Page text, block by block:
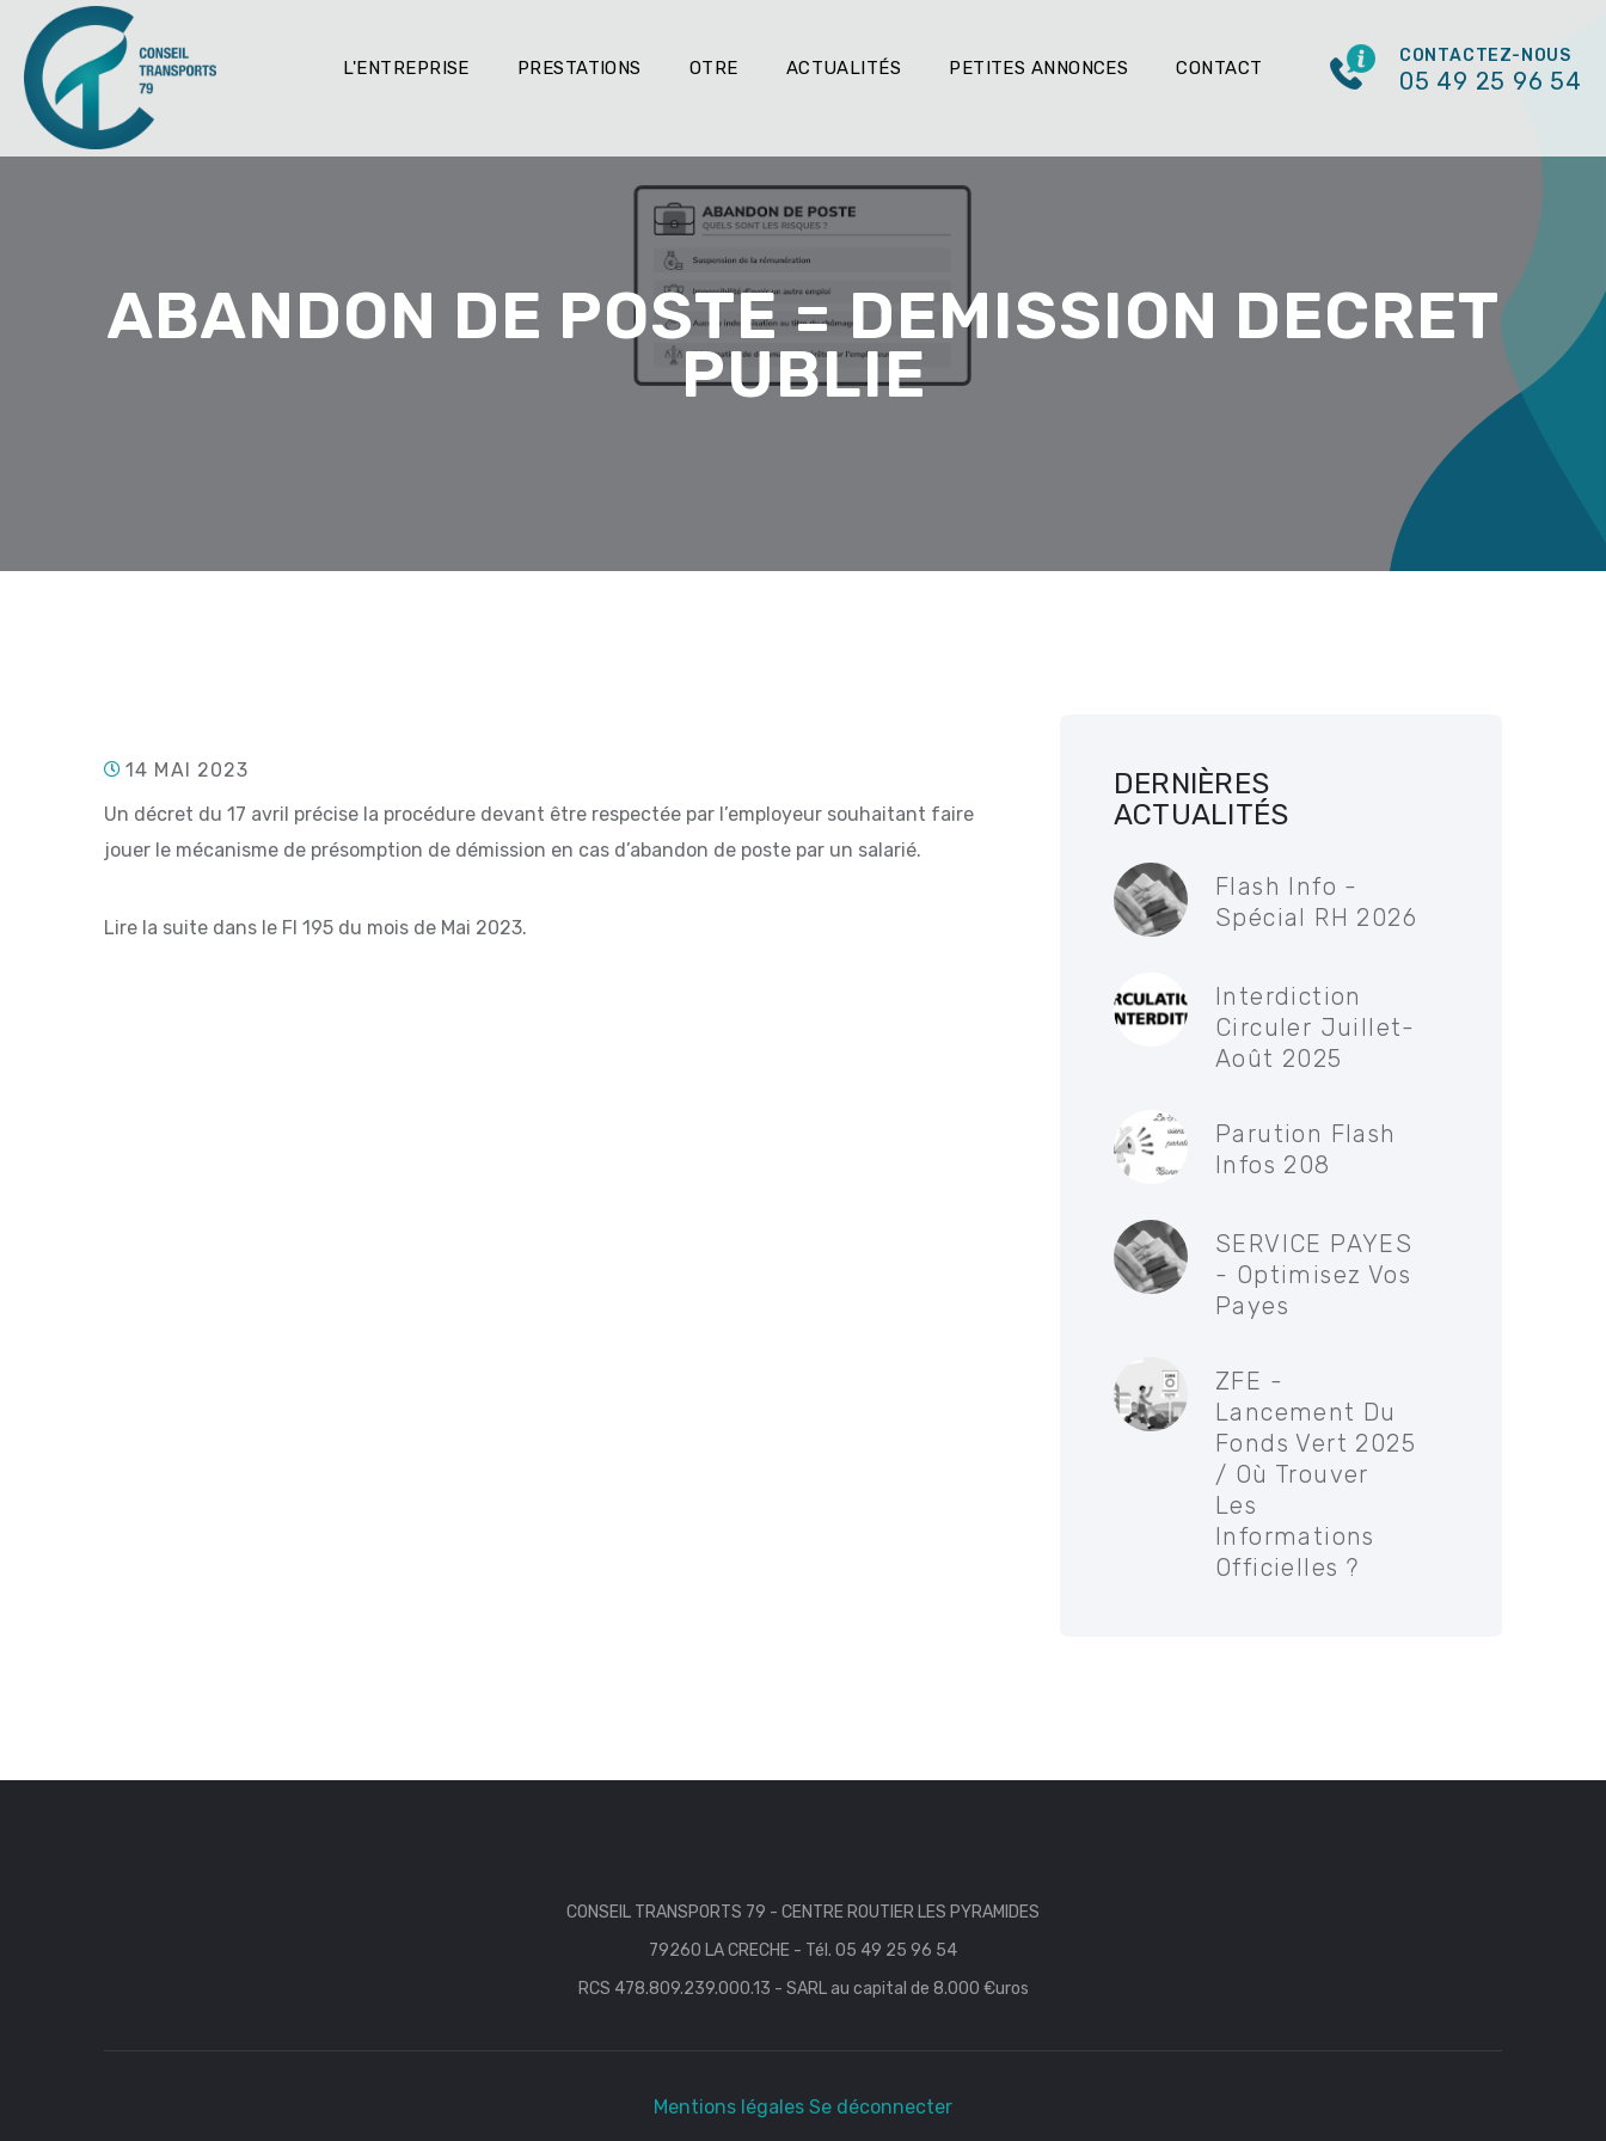
L'ENTREPRISE PRESTATIONS OTRE ACTUALITÉS PETITES ANNONCES CONTACT
CONTACTEZ-NOUS
05 49 25 96 54
ABANDON DE POSTE = DEMISSION DECRET
PUBLIE
14 MAI 2023
Un décret du 17 avril précise la procédure devant être respectée par l’employeur souhaitant faire
jouer le mécanisme de présomption de démission en cas d’abandon de poste par un salarié.
Lire la suite dans le FI 195 du mois de Mai 2023.
DERNIÈRES
ACTUALITÉS
Flash Info -
Spécial RH 2026
Interdiction
Circuler Juillet-
Août 2025
Parution Flash
Infos 208
SERVICE PAYES
- Optimisez Vos
Payes
ZFE -
Lancement Du
Fonds Vert 2025
/ Où Trouver
Les
Informations
Officielles ?
CONSEIL TRANSPORTS 79 - CENTRE ROUTIER LES PYRAMIDES
79260 LA CRECHE - Tél. 05 49 25 96 54
RCS 478.809.239.000.13 - SARL au capital de 8.000 €uros
Mentions légales Se déconnecter